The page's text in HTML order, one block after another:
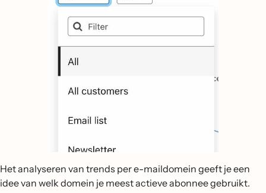
Het analyseren van trends per e-maildomein geeft je een
idee van welk domein je meest actieve abonnee gebruikt.